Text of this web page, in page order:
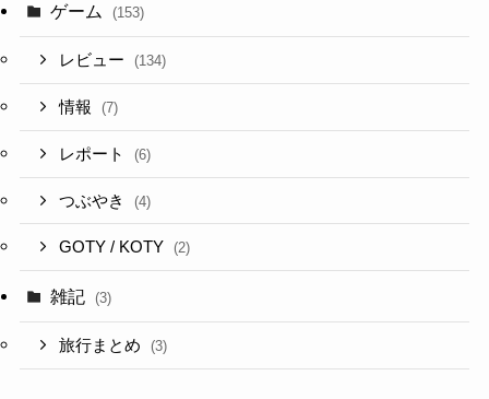
ゲーム (153)
レビュー (134)
情報 (7)
レポート (6)
つぶやき (4)
GOTY / KOTY (2)
雑記 (3)
旅行まとめ (3)